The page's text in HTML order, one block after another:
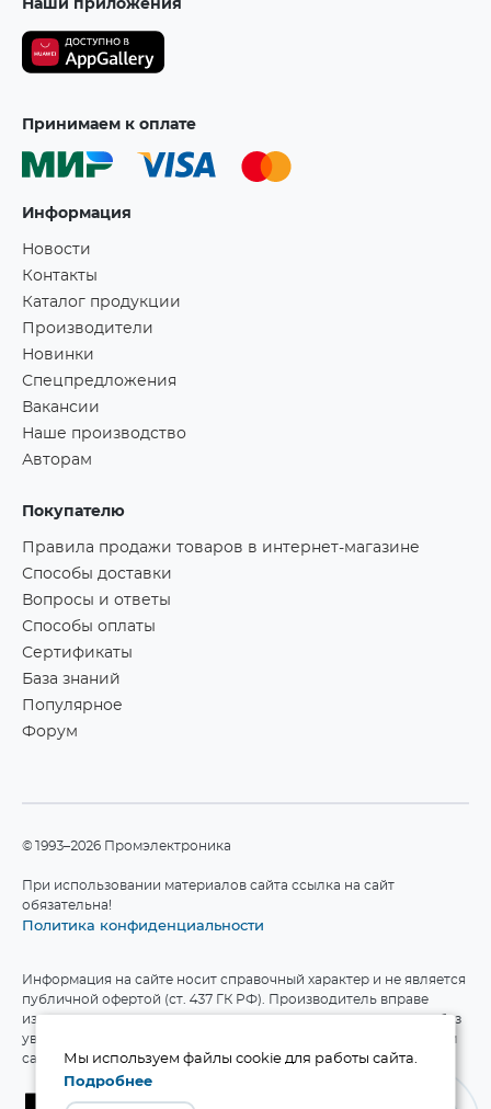
Наши приложения
Принимаем к оплате
Информация
Новости
Контакты
Каталог продукции
Производители
Новинки
Спецпредложения
Вакансии
Наше производство
Авторам
Покупателю
Правила продажи товаров в интернет-магазине
Способы доставки
Вопросы и ответы
Способы оплаты
Сертификаты
База знаний
Популярное
Форум
©1993–2026 Промэлектроника
При использовании материалов сайта ссылка на сайт
обязательна!
Политика конфиденциальности
Информация на сайте носит справочный характер и не является
публичной офертой (ст. 437 ГК РФ). Производитель вправе
изменять технические характеристики и комплект поставки без
уведомления. Актуальные данные приведены на официальном
сайте производителя.
Мы используем файлы cookie для работы сайта.
Подробнее